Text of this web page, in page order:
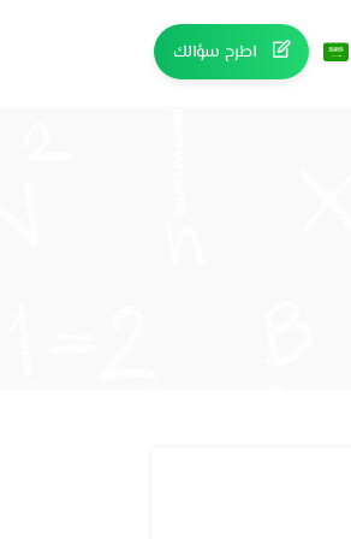
اطرح سؤالك